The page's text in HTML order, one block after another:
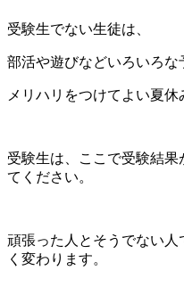
受験生でない生徒は、
部活や遊びなどいろいろな
メリハリをつけてよい夏休
受験生は、ここで受験結
てください。
頑張った人とそうでない
く変わります。